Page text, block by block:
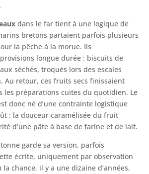
dans le far tient à une logique de
bretons partaient parfois plusieurs
la pêche à la morue. Ils
longue durée : biscuits de
séchés, troqués lors des escales
Au retour, ces fruits secs finissaient
les préparations cuites du quotidien. Le
donc né d’une contrainte logistique
: la douceur caramélisée du fruit
d’une pâte à base de farine et de lait.
garde sa version, parfois
écrite, uniquement par observation
la chance, il y a une dizaine d’années,